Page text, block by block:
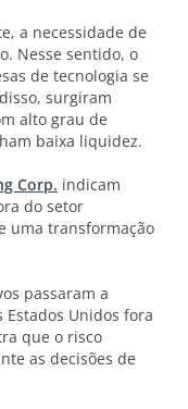
a necessidade de
Nesse sentido, o
de tecnologia se
surgiram
alto grau de
baixa liquidez.
Corp. indicam
do setor
uma transformação
passaram a
Unidos fora
que o risco
as decisões de